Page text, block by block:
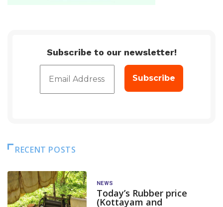
Subscribe to our newsletter!
RECENT POSTS
NEWS
Today’s Rubber price
(Kottayam and